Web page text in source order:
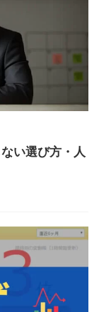
い選び方・人